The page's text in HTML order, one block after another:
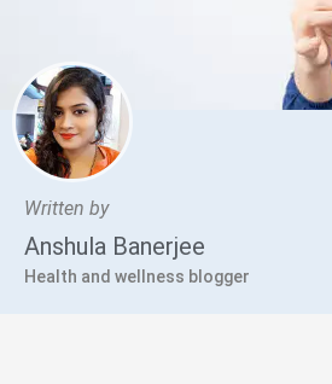
Written by
Anshula Banerjee
Health and wellness blogger